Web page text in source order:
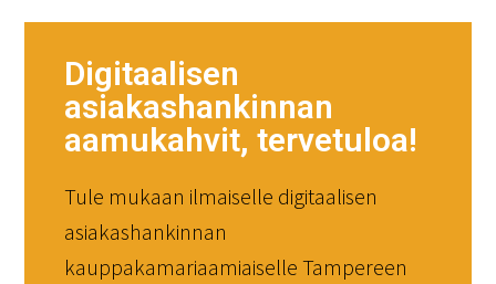
Digitaalisen
asiakashankinnan
aamukahvit, tervetuloa!
Tule mukaan ilmaiselle digitaalisen
asiakashankinnan
kauppakamariaamiaiselle Tampereen